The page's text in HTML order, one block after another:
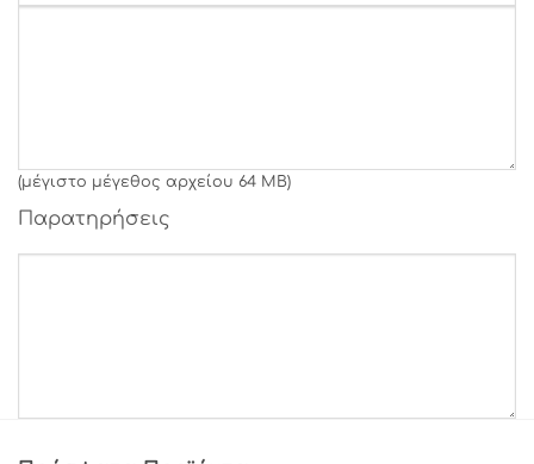
Γραμματοσειρά 28
Γραμματοσειρά 31
(μέγιστο μέγεθος αρχείου 64 MB)
Παρατηρήσεις